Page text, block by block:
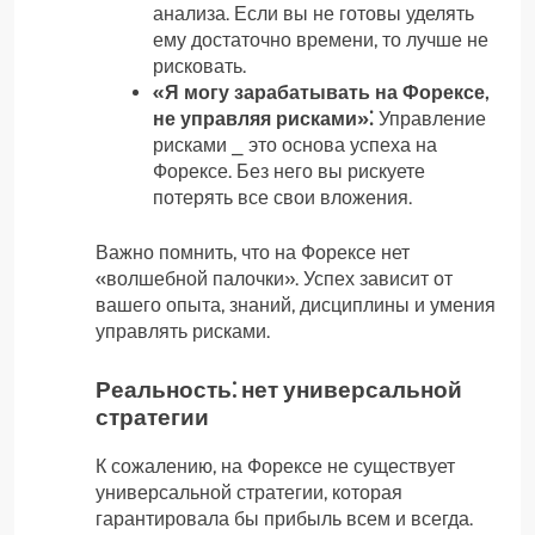
анализа. Если вы не готовы уделять
ему достаточно времени, то лучше не
рисковать.
«Я могу зарабатывать на Форексе,
не управляя рисками»⁚ Управление
рисками ⎯ это основа успеха на
Форексе. Без него вы рискуете
потерять все свои вложения.
Важно помнить, что на Форексе нет
«волшебной палочки». Успех зависит от
вашего опыта, знаний, дисциплины и умения
управлять рисками.
Реальность⁚ нет универсальной
стратегии
К сожалению, на Форексе не существует
универсальной стратегии, которая
гарантировала бы прибыль всем и всегда.